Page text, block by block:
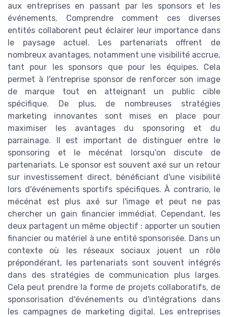
aux entreprises en passant par les sponsors et les
événements. Comprendre comment ces diverses
entités collaborent peut éclairer leur importance dans
le paysage actuel. Les partenariats offrent de
nombreux avantages, notamment une visibilité accrue,
tant pour les sponsors que pour les équipes. Cela
permet à l'entreprise sponsor de renforcer son image
de marque tout en atteignant un public cible
spécifique. De plus, de nombreuses stratégies
marketing innovantes sont mises en place pour
maximiser les avantages du sponsoring et du
parrainage. Il est important de distinguer entre le
sponsoring et le mécénat lorsqu'on discute de
partenariats. Le sponsor est souvent axé sur un retour
sur investissement direct, bénéficiant d'une visibilité
lors d'événements sportifs spécifiques. À contrario, le
mécénat est plus axé sur l'image et peut ne pas
chercher un gain financier immédiat. Cependant, les
deux partagent un même objectif : apporter un soutien
financier ou matériel à une entité sponsorisée. Dans un
contexte où les réseaux sociaux jouent un rôle
prépondérant, les partenariats sont souvent intégrés
dans des stratégies de communication plus larges.
Cela peut prendre la forme de projets collaboratifs, de
sponsorisation d'événements ou d'intégrations dans
les campagnes de marketing digital. Les entreprises